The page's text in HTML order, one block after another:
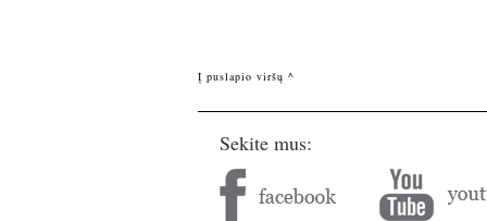
Į puslapio viršų ^
Sekite mus: